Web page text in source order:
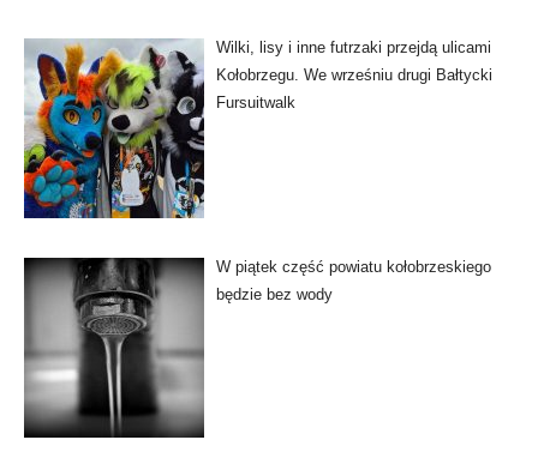
Wilki, lisy i inne futrzaki przejdą ulicami
Kołobrzegu. We wrześniu drugi Bałtycki
Fursuitwalk
W piątek część powiatu kołobrzeskiego
będzie bez wody